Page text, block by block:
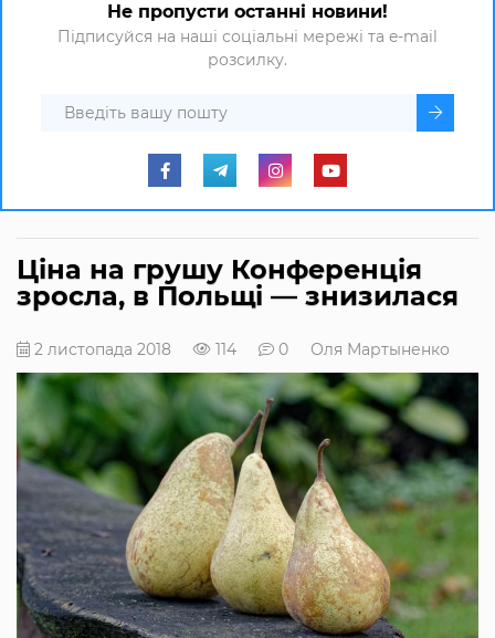
Не пропусти останні новини!
Підписуйся на наші соціальні мережі та e-mail
розсилку.
Ціна на грушу Конференція
зросла, в Польщі — знизилася
2 листопада 2018 114 0 Оля Мартыненко